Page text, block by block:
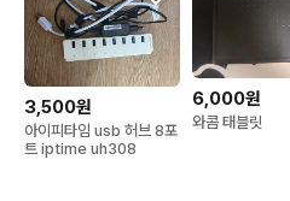
3,500원
아이피타임 usb 허브 8포
트 iptime uh308
6,000원
와콤 태블릿